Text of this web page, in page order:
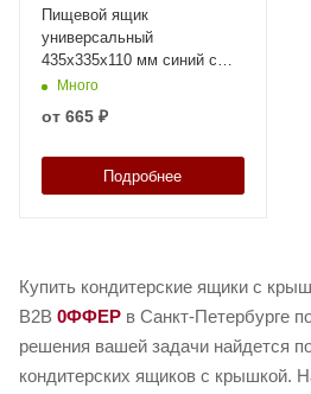
Пищевой ящик
универсальный
435х335х110 мм синий с
перфорированными
стенками и дном с крышкой
Много
от 665 ₽
Подробнее
Купить кондитерские ящики с
B2B 0ФФЕР в Санкт-Петербурге
решения вашей задачи найдется
кондитерских ящиков с крышкой.